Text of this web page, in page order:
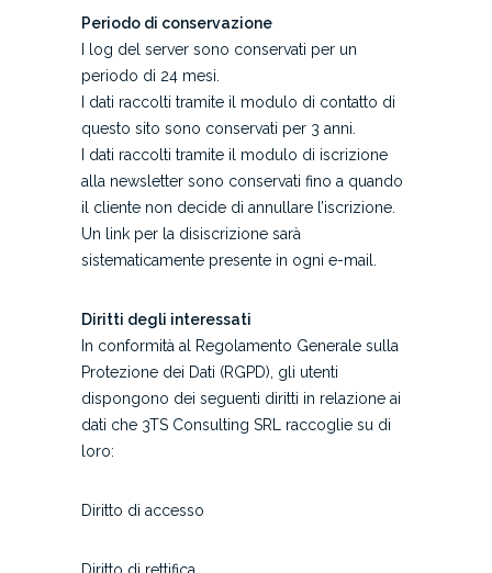
Periodo di conservazione
I log del server sono conservati per un
periodo di 24 mesi.
I dati raccolti tramite il modulo di contatto di
questo sito sono conservati per 3 anni.
I dati raccolti tramite il modulo di iscrizione
alla newsletter sono conservati fino a quando
il cliente non decide di annullare l’iscrizione.
Un link per la disiscrizione sarà
sistematicamente presente in ogni e-mail.
Diritti degli interessati
In conformità al Regolamento Generale sulla
Protezione dei Dati (RGPD), gli utenti
dispongono dei seguenti diritti in relazione ai
dati che 3TS Consulting SRL raccoglie su di
loro:
Diritto di accesso